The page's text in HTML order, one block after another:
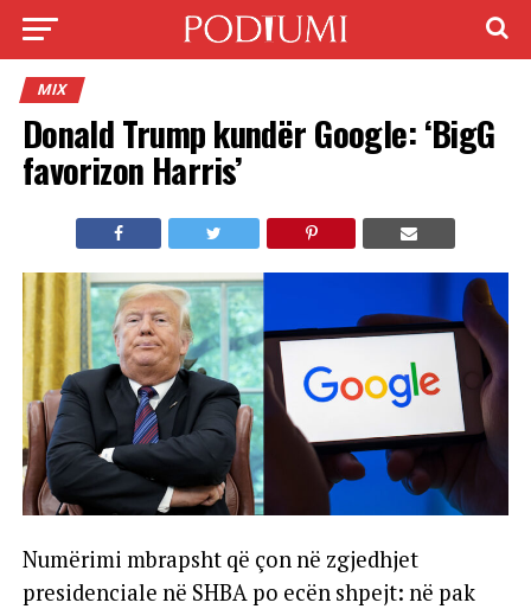
MIX
Donald Trump kundër Google: ‘BigG
favorizon Harris’
Numërimi mbrapsht që çon në zgjedhjet
presidenciale në SHBA po ecën shpejt: në pak